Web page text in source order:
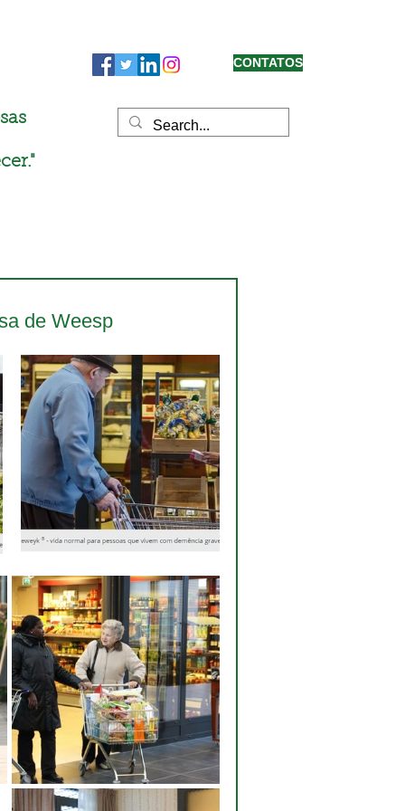
CONTATOS
de Weesp